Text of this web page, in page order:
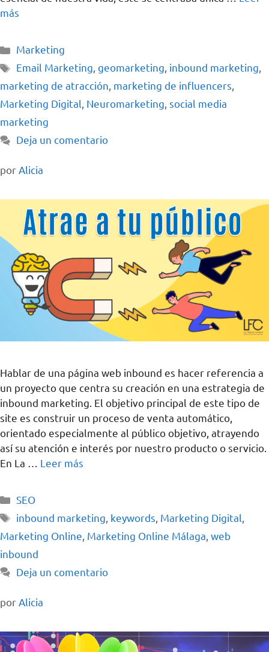
más
Marketing
Email Marketing,geomarketing, inbound marketing,
marketing de atracción, marketing de influencers,
Marketing Digital, Neuromarketing, social media
marketing
Deja un comentario
porAlicia
Hablar de una página web inbound es hacer referencia a
un proyecto que centra su creación en una estrategia de
inbound marketing. El objetivo principal de este tipo de
site es construir un proceso de venta automático,
orientado especialmente al público objetivo, atrayendo
así su atención e interés por nuestro producto o servicio.
En La … Leer más
SEO
inbound marketing keywords Marketing Digital
Marketing Online Marketing Online Málaga web
inbound
Deja un comentario
por Alicia